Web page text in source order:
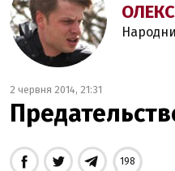
2 червня 2014, 21:31
198